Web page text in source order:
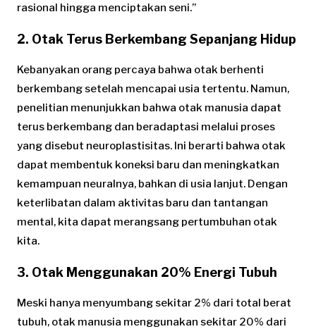
rasional hingga menciptakan seni.”
2. Otak Terus Berkembang Sepanjang Hidup
Kebanyakan orang percaya bahwa otak berhenti
berkembang setelah mencapai usia tertentu. Namun,
penelitian menunjukkan bahwa otak manusia dapat
terus berkembang dan beradaptasi melalui proses
yang disebut neuroplastisitas. Ini berarti bahwa otak
dapat membentuk koneksi baru dan meningkatkan
kemampuan neuralnya, bahkan di usia lanjut. Dengan
keterlibatan dalam aktivitas baru dan tantangan
mental, kita dapat merangsang pertumbuhan otak
kita.
3. Otak Menggunakan 20% Energi Tubuh
Meski hanya menyumbang sekitar 2% dari total berat
tubuh, otak manusia menggunakan sekitar 20% dari